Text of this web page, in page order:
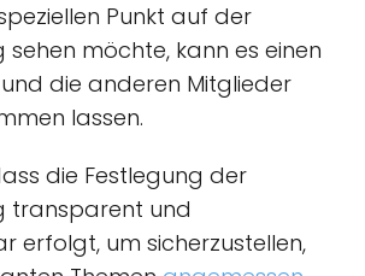
Punkt auf der
möchte, kann es einen
die anderen Mitglieder
lassen.
die Festlegung der
transparent und
erfolgt, um sicherzustellen,